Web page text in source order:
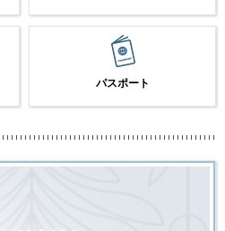
パスポート